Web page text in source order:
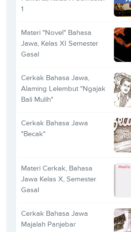
1
Materi "Novel" Bahasa
Jawa, Kelas XI Semester
Gasal
Cerkak Bahasa Jawa,
Alaming Lelembut "Ngajak
Bali Mulih"
Cerkak Bahasa Jawa
"Becak"
Materi Cerkak, Bahasa
Jawa Kelas X, Semester
Gasal
Cerkak Bahasa Jawa
Majalah Panjebar